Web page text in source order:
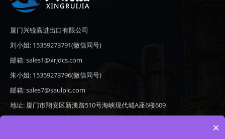
厦门兴锐嘉进出口有限公司
刘小姐: 15359273791(微信同号)
邮箱: sales1@xrjdcs.com
朱小姐: 15359273796(微信同号)
邮箱: sales7@saulplc.com
地址: 厦门市翔安区新澳路510号海峡现代城A座6楼609
×